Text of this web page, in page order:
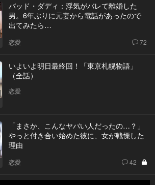
バッド・ダディ：浮気がバレて離婚した
男。6年ぶりに元妻から電話があったので
出てみたら…
恋愛 72
いよいよ明日最終回！「東京札幌物語」
（全話）
恋愛
「まさか、こんなヤバい人だったの…？」
やっと付き合い始めた彼に、女が戦慄した
理由
恋愛 42